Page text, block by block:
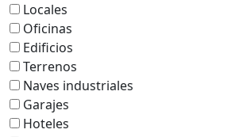
Locales
Oficinas
Edificios
Terrenos
Naves industriales
Garajes
Hoteles